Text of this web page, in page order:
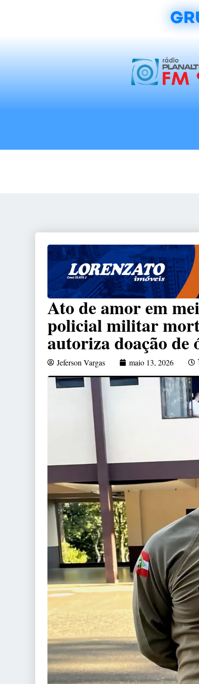
Ato de amor em
policial militar
autoriza doação de
Jeferson Vargas maio 13, 2026